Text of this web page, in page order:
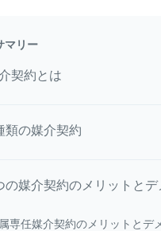
マリー
契約とは
類の媒介契約
の媒介契約のメリットとデ
専任媒介契約のメリットとデ